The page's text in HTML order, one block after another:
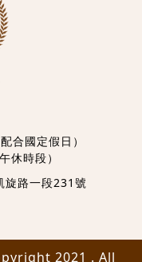
合國定假日）
休時段）
旋路一段231號
2021 . All